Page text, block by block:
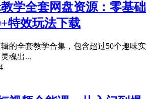
学全套网盘资源：零基础
特效玩法下载
的全套教学合集，包含超过50个趣味实
魂出...